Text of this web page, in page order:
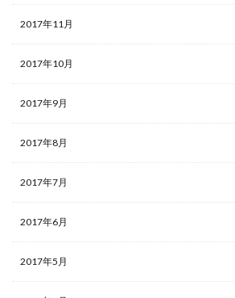
2017年11月
2017年10月
2017年9月
2017年8月
2017年7月
2017年6月
2017年5月